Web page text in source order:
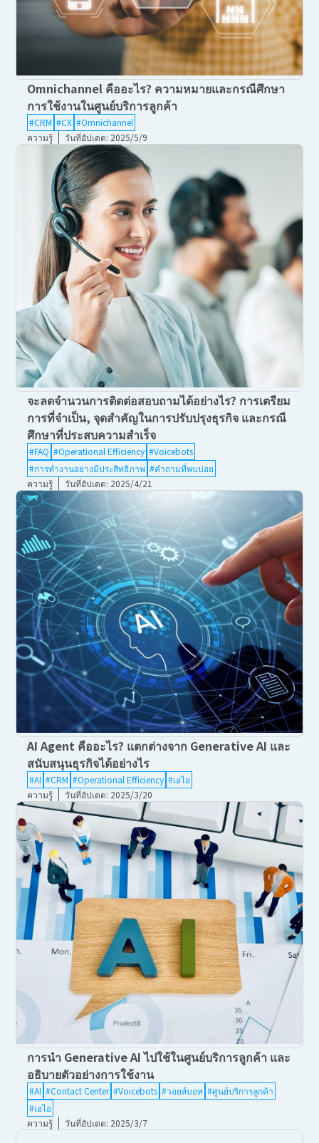
Omnichannel คืออะไร? ความหมายและกรณีศึกษา
การใช้งานในศูนย์บริการลูกค้า
#CRM #CX #Omnichannel
ความรู้
วันที่อัปเดต: 2025/5/9
จะลดจำนวนการติดต่อสอบถามได้อย่างไร? การเตรียม
การที่จำเป็น, จุดสำคัญในการปรับปรุงธุรกิจ และกรณี
ศึกษาที่ประสบความสำเร็จ
#FAQ #Operational Efficiency #Voicebots
#การทำงานอย่างมีประสิทธิภาพ #คำถามที่พบบ่อย
ความรู้
วันที่อัปเดต: 2025/4/21
AI Agent คืออะไร? แตกต่างจาก Generative AI และ
สนับสนุนธุรกิจได้อย่างไร
#AI #CRM #Operational Efficiency #เอไอ
ความรู้
วันที่อัปเดต: 2025/3/20
การนำ Generative AI ไปใช้ในศูนย์บริการลูกค้า และ
อธิบายตัวอย่างการใช้งาน
#AI #Contact Center #Voicebots #วอยส์บอท #ศูนย์บริการลูกค้า
#เอไอ
ความรู้
วันที่อัปเดต: 2025/3/7